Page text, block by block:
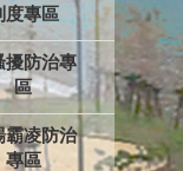
度專區
擾防治專
區
霸凌防治
專區